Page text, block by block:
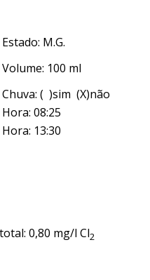
Estado: M.G.
Volume: 100 ml
Chuva: ( )sim (X)não
Hora: 08:25
Hora: 13:30
0,80 mg/l Cl2